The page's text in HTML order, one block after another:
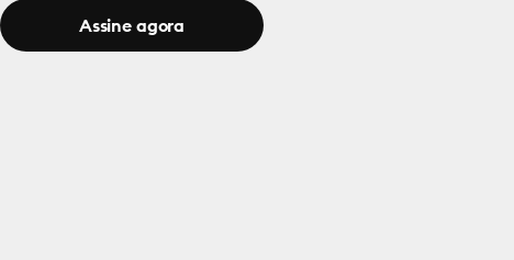
Assine agora